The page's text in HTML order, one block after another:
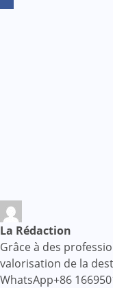
La Rédaction
Grâce à des
valorisation de la
WhatsApp+86